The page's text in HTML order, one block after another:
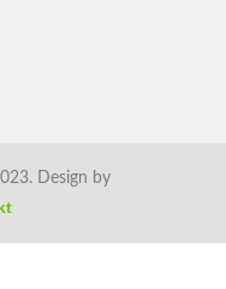
Design by